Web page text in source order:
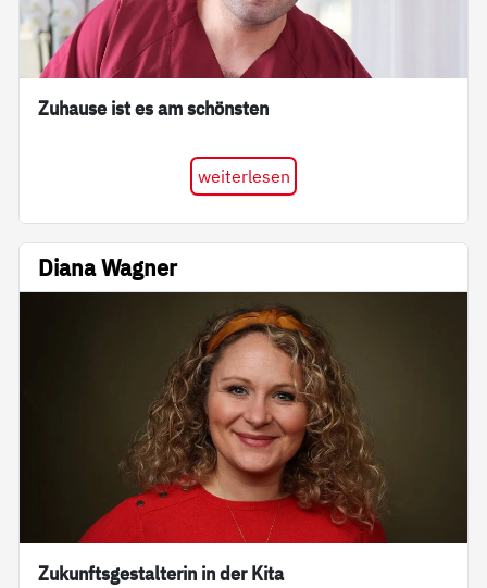
Zuhause ist es am schönsten
weiterlesen
Diana Wagner
Zukunftsgestalterin in der Kita